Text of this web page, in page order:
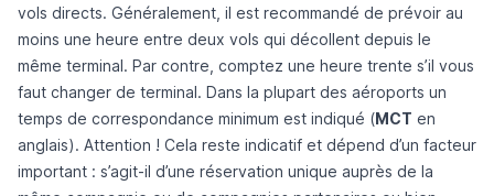
vols directs. Généralement, il est recommandé de prévoir au
moins une heure entre deux vols qui décollent depuis le
même terminal. Par contre, comptez une heure trente s’il vous
faut changer de terminal. Dans la plupart des aéroports un
temps de correspondance minimum est indiqué (MCT en
anglais). Attention ! Cela reste indicatif et dépend d’un facteur
important : s’agit-il d’une réservation unique auprès de la